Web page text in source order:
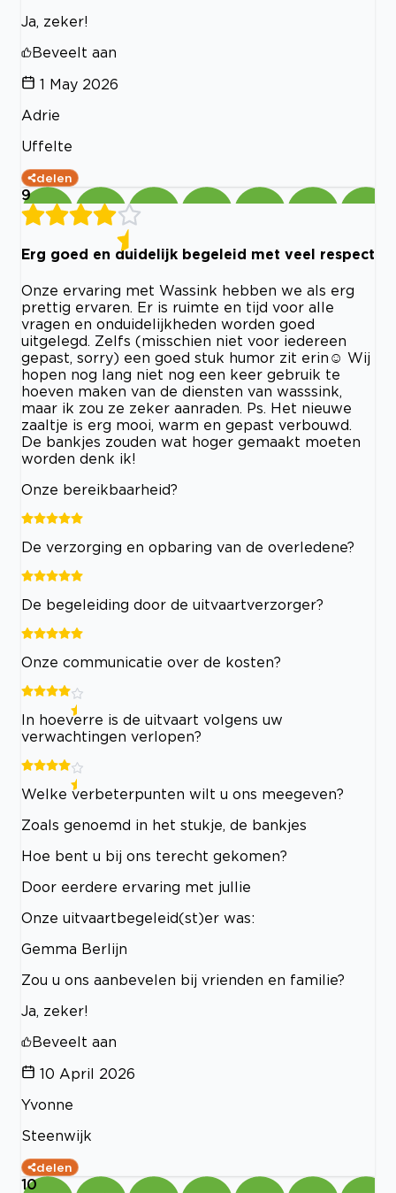
Ja, zeker!
Beveelt aan
1 May 2026
Adrie
Uffelte
delen
9
Erg goed en duidelijk begeleid met veel respect
Onze ervaring met Wassink hebben we als erg
prettig ervaren. Er is ruimte en tijd voor alle
vragen en onduidelijkheden worden goed
uitgelegd. Zelfs (misschien niet voor iedereen
gepast, sorry) een goed stuk humor zit erin☺️ Wij
hopen nog lang niet nog een keer gebruik te
hoeven maken van de diensten van wasssink,
maar ik zou ze zeker aanraden. Ps. Het nieuwe
zaaltje is erg mooi, warm en gepast verbouwd.
De bankjes zouden wat hoger gemaakt moeten
worden denk ik!
Onze bereikbaarheid?
De verzorging en opbaring van de overledene?
De begeleiding door de uitvaartverzorger?
Onze communicatie over de kosten?
In hoeverre is de uitvaart volgens uw
verwachtingen verlopen?
Welke verbeterpunten wilt u ons meegeven?
Zoals genoemd in het stukje, de bankjes
Hoe bent u bij ons terecht gekomen?
Door eerdere ervaring met jullie
Onze uitvaartbegeleid(st)er was:
Gemma Berlijn
Zou u ons aanbevelen bij vrienden en familie?
Ja, zeker!
Beveelt aan
10 April 2026
Yvonne
Steenwijk
delen
10